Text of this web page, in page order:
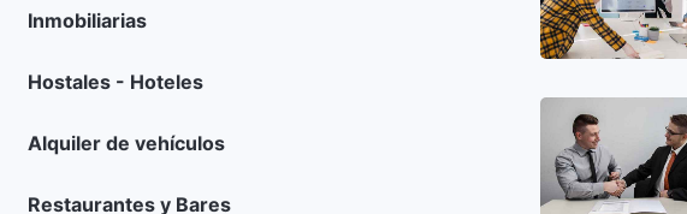
Inmobiliarias
Hostales - Hoteles
Alquiler de vehículos
Restaurantes y Bares